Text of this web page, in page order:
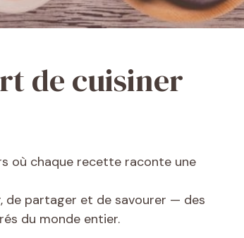
de cuisiner
où chaque recette raconte une
de partager et de savourer — des
du monde entier.